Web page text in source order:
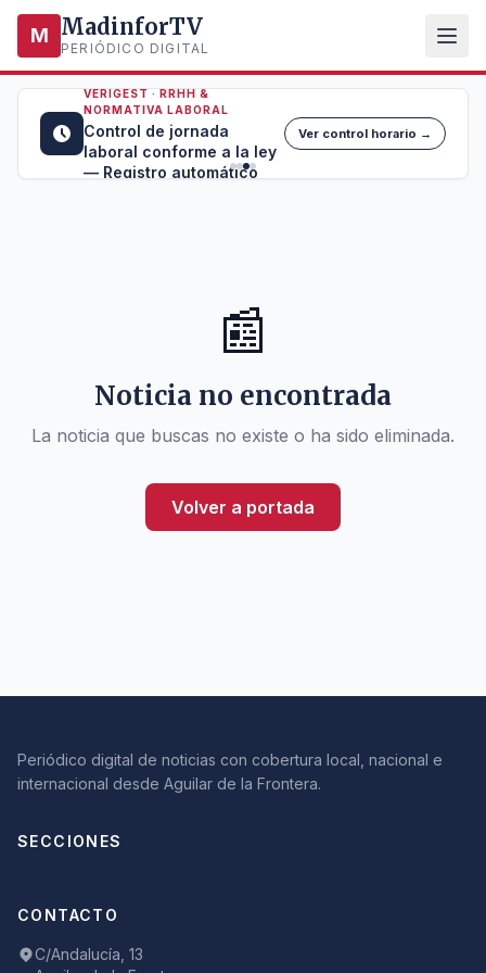
M MadinforTV
PERIÓDICO DIGITAL
VERIGEST · RRHH &
NORMATIVA LABORAL
Control de jornada
laboral conforme a la ley
— Registro automático
Ver control horario →
📰
Noticia no encontrada
La noticia que buscas no existe o ha sido eliminada.
Volver a portada
Periódico digital de noticias con cobertura local, nacional e
internacional desde Aguilar de la Frontera.
SECCIONES
CONTACTO
C/Andalucía, 13